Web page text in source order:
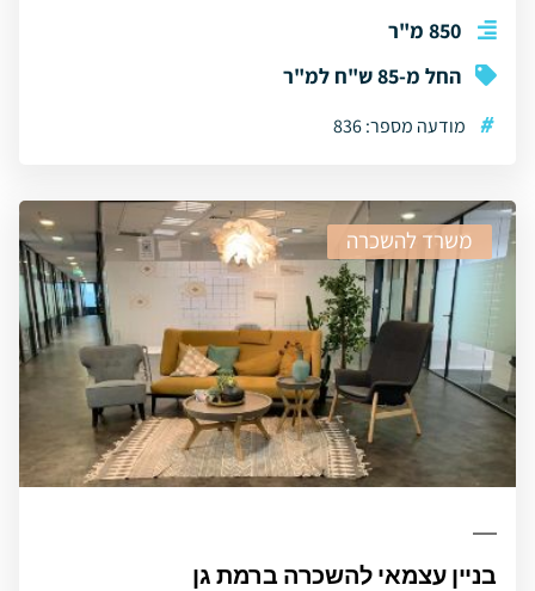
850 מ"ר
החל מ-85 ש"ח למ"ר
# מודעה מספר: 836
משרד להשכרה
בניין עצמאי להשכרה ברמת גן